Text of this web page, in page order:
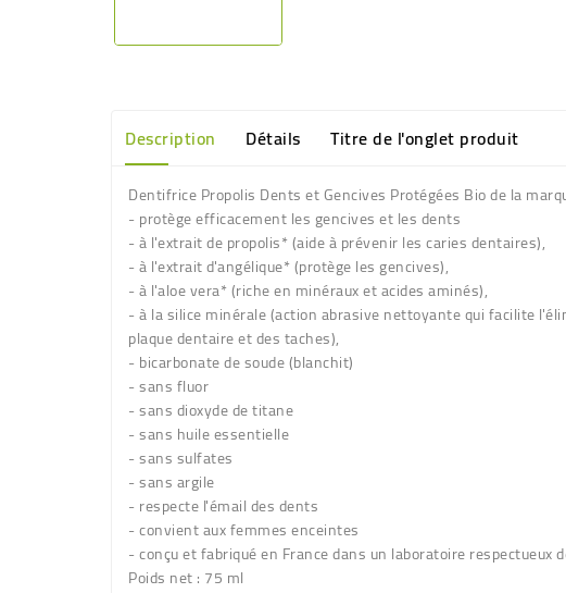
Description Détails Titre de l'onglet produit
Dentifrice Propolis Dents et Gencives Protégées Bio de la
- protège efficacement les gencives et les dents
- à l'extrait de propolis* (aide à prévenir les caries dentaires),
- à l'extrait d'angélique* (protège les gencives),
- à l'aloe vera* (riche en minéraux et acides aminés),
- à la silice minérale (action abrasive nettoyante qui facilite
plaque dentaire et des taches),
- bicarbonate de soude (blanchit)
- sans fluor
- sans dioxyde de titane
- sans huile essentielle
- sans sulfates
- sans argile
- respecte l'émail des dents
- convient aux femmes enceintes
- conçu et fabriqué en France dans un laboratoire respectueux
Poids net : 75 ml